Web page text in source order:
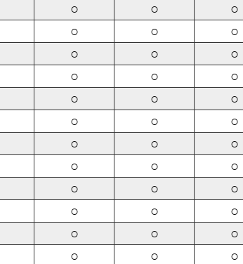
○ ○ ○
○ ○ ○
○ ○ ○
○ ○ ○
○ ○ ○
○ ○ ○
○ ○ ○
○ ○ ○
○ ○ ○
○ ○ ○
○ ○ ○
○ ○ ○